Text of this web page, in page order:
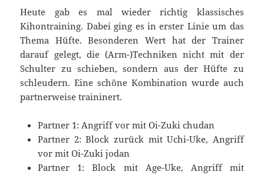
Heute gab es mal wieder richtig klassisches
Kihontraining. Dabei ging es in erster Linie um das
Thema Hüfte. Besonderen Wert hat der Trainer
darauf gelegt, die (Arm-)Techniken nicht mit der
Schulter zu schieben, sondern aus der Hüfte zu
schleudern. Eine schöne Kombination wurde auch
partnerweise traininert.
Partner 1: Angriff vor mit Oi-Zuki chudan
Partner 2: Block zurück mit Uchi-Uke, Angriff
vor mit Oi-Zuki jodan
Partner 1: Block mit Age-Uke, Angriff mit